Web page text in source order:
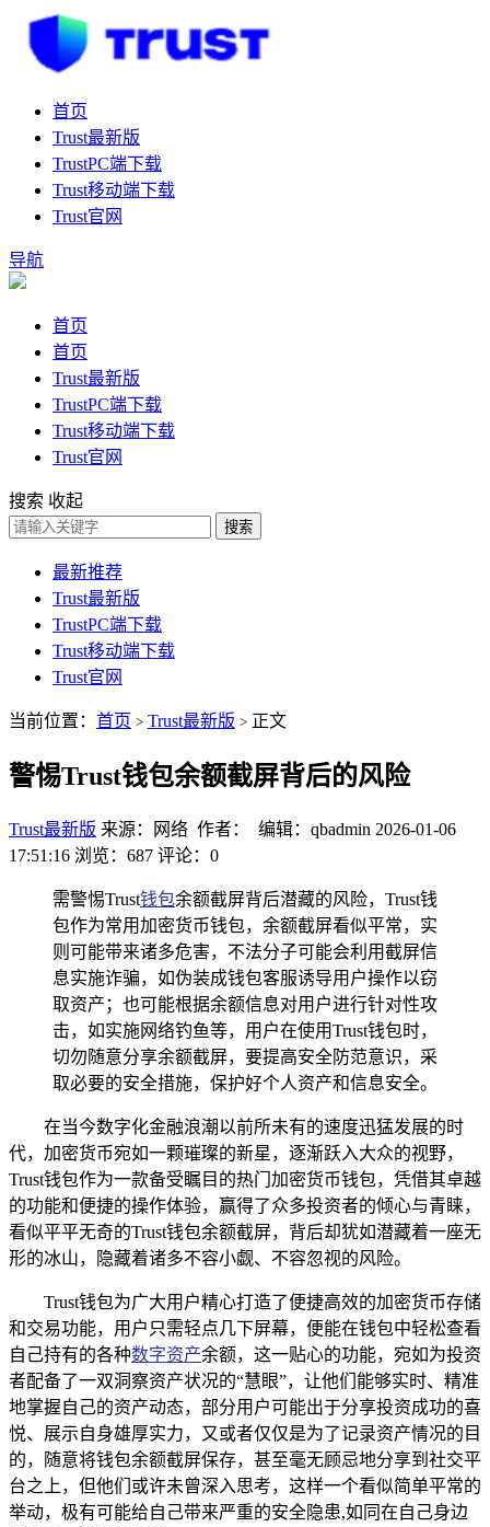
首页
Trust最新版
TrustPC端下载
Trust移动端下载
Trust官网
导航
首页
首页
Trust最新版
TrustPC端下载
Trust移动端下载
Trust官网
搜索 收起
搜索
最新推荐
Trust最新版
TrustPC端下载
Trust移动端下载
Trust官网
当前位置： 首页 > Trust最新版 > 正文
警惕Trust钱包余额截屏背后的风险
Trust最新版 来源：网络 作者： 编辑：qbadmin 2026-01-06
17:51:16 浏览：687 评论：0
需警惕Trust钱包余额截屏背后潜藏的风险，Trust钱
包作为常用加密货币钱包，余额截屏看似平常，实
则可能带来诸多危害，不法分子可能会利用截屏信
息实施诈骗，如伪装成钱包客服诱导用户操作以窃
取资产；也可能根据余额信息对用户进行针对性攻
击，如实施网络钓鱼等，用户在使用Trust钱包时，
切勿随意分享余额截屏，要提高安全防范意识，采
取必要的安全措施，保护好个人资产和信息安全。
在当今数字化金融浪潮以前所未有的速度迅猛发展的时
代，加密货币宛如一颗璀璨的新星，逐渐跃入大众的视野，
Trust钱包作为一款备受瞩目的热门加密货币钱包，凭借其卓越
的功能和便捷的操作体验，赢得了众多投资者的倾心与青睐，
看似平平无奇的Trust钱包余额截屏，背后却犹如潜藏着一座无
形的冰山，隐藏着诸多不容小觑、不容忽视的风险。
Trust钱包为广大用户精心打造了便捷高效的加密货币存储
和交易功能，用户只需轻点几下屏幕，便能在钱包中轻松查看
自己持有的各种数字资产余额，这一贴心的功能，宛如为投资
者配备了一双洞察资产状况的“慧眼”，让他们能够实时、精准
地掌握自己的资产动态，部分用户可能出于分享投资成功的喜
悦、展示自身雄厚实力，又或者仅仅是为了记录资产情况的目
的，随意将钱包余额截屏保存，甚至毫无顾忌地分享到社交平
台之上，但他们或许未曾深入思考，这样一个看似简单平常的
举动，极有可能给自己带来严重的安全隐患,如同在自己身边